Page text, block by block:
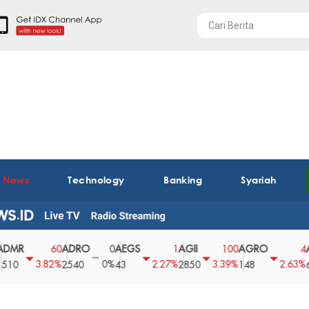
Technology Banking Syariah
60
3.82%
ADRO
2540
0
0%
AEGS
2.27% 2850
100
3.39%
AGRO
148
2.63%
AGRS
62